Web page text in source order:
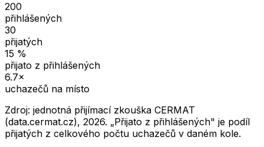
200
přihlášených
30
přijatých
15 %
přijato z přihlášených
6.7×
uchazečů na místo
Zdroj: jednotná přijímací zkouška CERMAT
(data.cermat.cz), 2026. „Přijato z přihlášených" je podíl
přijatých z celkového počtu uchazečů v daném kole.